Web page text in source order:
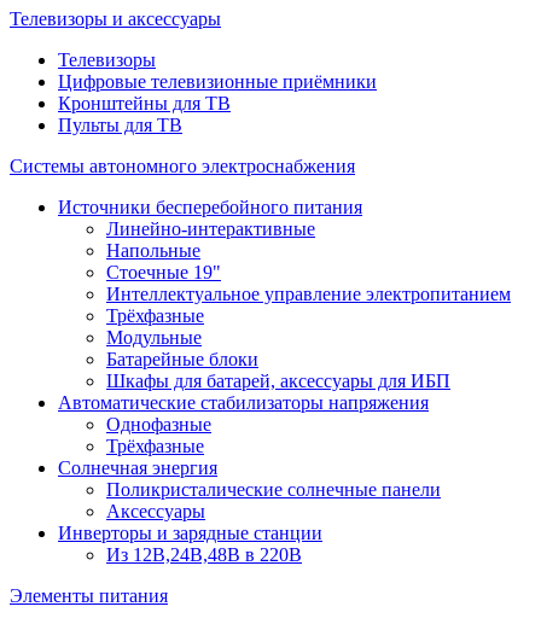
Телевизоры и аксессуары
Телевизоры
Цифровые телевизионные приёмники
Кронштейны для ТВ
Пульты для ТВ
Системы автономного электроснабжения
Источники бесперебойного питания
Линейно-интерактивные
Напольные
Стоечные 19"
Интеллектуальное управление электропитанием
Трёхфазные
Модульные
Батарейные блоки
Шкафы для батарей, аксессуары для ИБП
Автоматические стабилизаторы напряжения
Однофазные
Трёхфазные
Солнечная энергия
Поликристалические солнечные панели
Аксессуары
Инверторы и зарядные станции
Из 12В,24В,48В в 220В
Элементы питания